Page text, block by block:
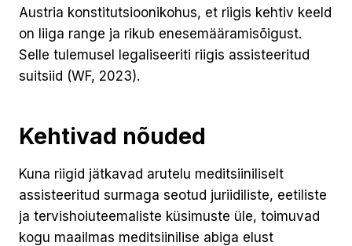
Austria konstitutsioonikohus, et riigis kehtiv keeld
on liiga range ja rikub enesemääramisõigust.
Selle tulemusel legaliseeriti riigis assisteeritud
suitsiid (WF, 2023).
Kehtivad nõuded
Kuna riigid jätkavad arutelu meditsiiniliselt
assisteeritud surmaga seotud juriidiliste, eetiliste
ja tervishoiuteemaliste küsimuste üle, toimuvad
kogu maailmas meditsiinilise abiga elust